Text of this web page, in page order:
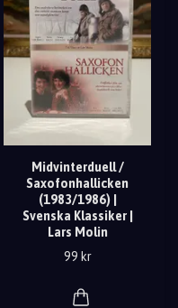
Midvinterduell /
Saxofonhallicken
(1983/1986) |
Svenska Klassiker |
Lars Molin
99 kr